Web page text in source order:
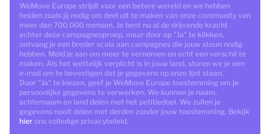
WeMove Europe strijdt voor een betere wereld en we hebben
helden zoals jij nodig om deel uit te maken van onze community van
meer dan 700.000 mensen. Je bent nu al de drijvende kracht
achter deze campagneoproep, maar door op "Ja" te klikken,
ontvang je een breder scala aan campagnes die jouw steun nodig
hebben. Meld je aan om meer te vernemen en echt een verschil te
maken. Als het wettelijk verplicht is in jouw land, sturen we je een
e-mail om te bevestigen dat je gegevens op onze lijst staan.
Door "Ja" te kiezen, geef je WeMove Europe toestemming om je
persoonlijke gegevens te verwerken. We kunnen je naam,
achternaam en land delen met het petitiedoel. We zullen je
gegevens nooit delen met derden zonder jouw toestemming. Bekijk
hier ons volledige privacybeleid.